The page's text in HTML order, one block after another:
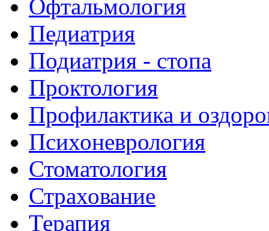
Офтальмология
Педиатрия
Подиатрия - стопа
Проктология
Профилактика и
Психоневрология
Стоматология
Страхование
Терапия